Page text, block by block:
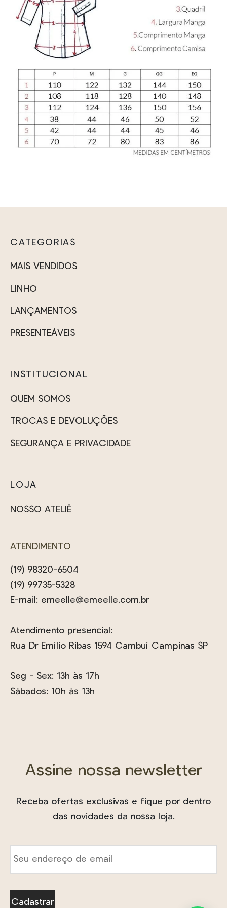
CATEGORIAS
MAIS VENDIDOS
LINHO
LANÇAMENTOS
PRESENTEÁVEIS
INSTITUCIONAL
QUEM SOMOS
TROCAS E DEVOLUÇÕES
SEGURANÇA E PRIVACIDADE
LOJA
NOSSO ATELIÊ
ATENDIMENTO
(19) 98320-6504
(19) 99735-5328
E-mail: emeelle@emeelle.com.br
Atendimento presencial:
Rua Dr Emílio Ribas 1594 Cambuí Campinas SP
Seg - Sex: 13h às 17h
Sábados: 10h às 13h
Assine nossa newsletter
Receba ofertas exclusivas e fique por dentro
das novidades da nossa loja.
E-
mail
*
Cadastrar
_